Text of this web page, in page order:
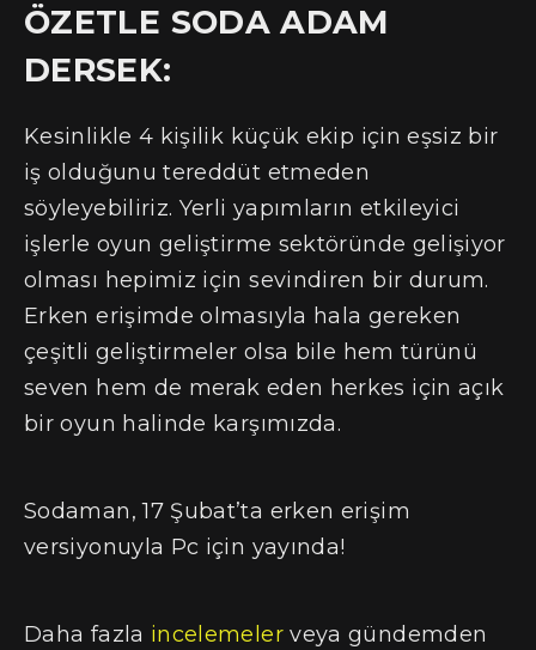
ÖZETLE SODA ADAM
DERSEK:
Kesinlikle 4 kişilik küçük ekip için eşsiz bir
iş olduğunu tereddüt etmeden
söyleyebiliriz. Yerli yapımların etkileyici
işlerle oyun geliştirme sektöründe gelişiyor
olması hepimiz için sevindiren bir durum.
Erken erişimde olmasıyla hala gereken
çeşitli geliştirmeler olsa bile hem türünü
seven hem de merak eden herkes için açık
bir oyun halinde karşımızda.
Sodaman, 17 Şubat’ta erken erişim
versiyonuyla Pc için yayında!
Daha fazla incelemelerveya gündemden